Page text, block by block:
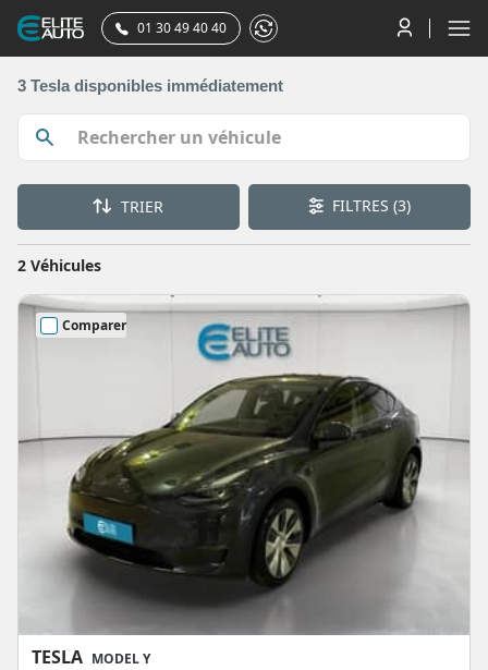
01 30 49 40 40
3 Tesla disponibles immédiatement
TRIER FILTRES(3)
2 Véhicules
Comparer
TESLA MODEL Y